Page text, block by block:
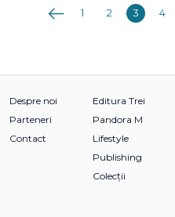
Anterioara
1 2 3 4
Despre noi
Parteneri
Contact
Editura Trei
Pandora M
Lifestyle
Publishing
Colecții